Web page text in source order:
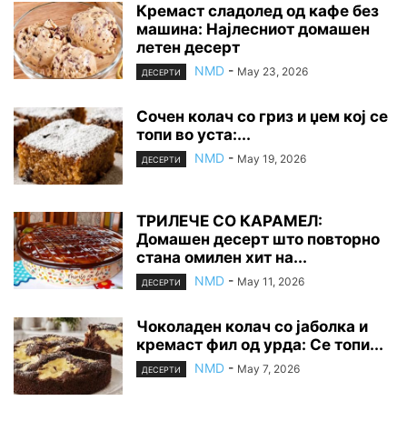
Кремаст сладолед од кафе без
машина: Најлесниот домашен
летен десерт
ДЕСЕРТИ NMD - May 23, 2026
Сочен колач со гриз и џем кој се
топи во уста:...
ДЕСЕРТИ NMD - May 19, 2026
ТРИЛЕЧЕ СО КАРАМЕЛ:
Домашен десерт што повторно
стана омилен хит на...
ДЕСЕРТИ NMD - May 11, 2026
Чоколаден колач со јаболка и
кремаст фил од урда: Се топи...
ДЕСЕРТИ NMD - May 7, 2026